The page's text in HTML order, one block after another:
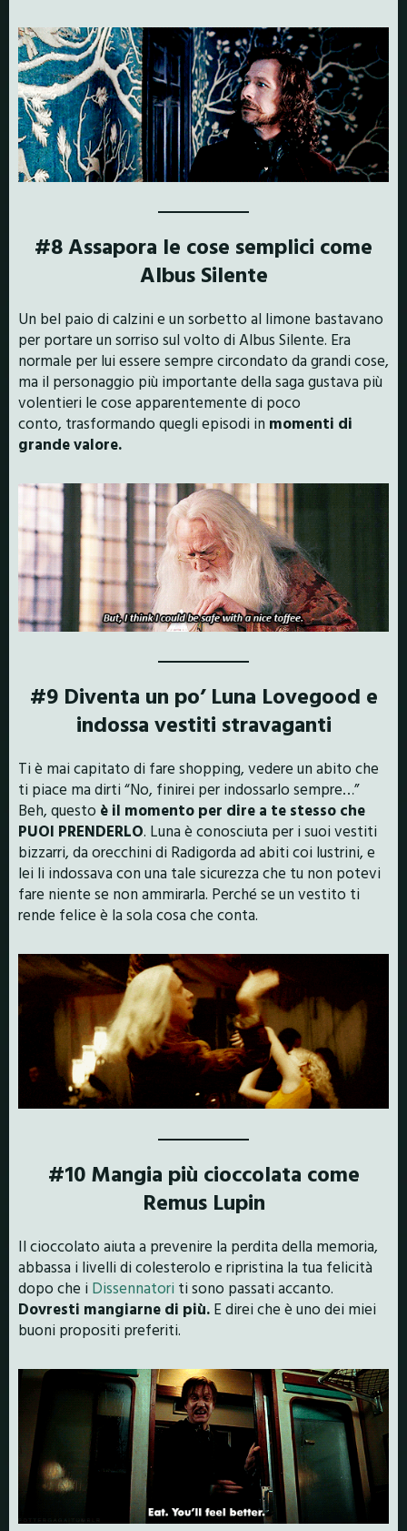
#8 Assapora le cose semplici come
Albus Silente
Un bel paio di calzini e un sorbetto al limone bastavano
per portare un sorriso sul volto di Albus Silente. Era
normale per lui essere sempre circondato da grandi cose,
ma il personaggio più importante della saga gustava più
volentieri le cose apparentemente di poco
conto, trasformando quegli episodi in momenti di
grande valore.
#9 Diventa un po’ Luna Lovegood e
indossa vestiti stravaganti
Ti è mai capitato di fare shopping, vedere un abito che
ti piace ma dirti “No, finirei per indossarlo sempre…”
Beh, questo è il momento per dire a te stesso che
PUOI PRENDERLO. Luna è conosciuta per i suoi vestiti
bizzarri, da orecchini di Radigorda ad abiti coi lustrini, e
lei li indossava con una tale sicurezza che tu non potevi
fare niente se non ammirarla. Perché se un vestito ti
rende felice è la sola cosa che conta.
#10 Mangia più cioccolata come
Remus Lupin
Il cioccolato aiuta a prevenire la perdita della memoria,
abbassa i livelli di colesterolo e ripristina la tua felicità
dopo che i Dissennatori ti sono passati accanto.
Dovresti mangiarne di più. E direi che è uno dei miei
buoni propositi preferiti.